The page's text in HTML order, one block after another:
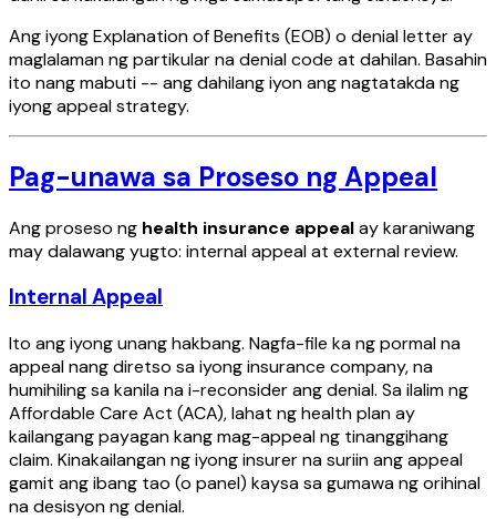
Ang iyong Explanation of Benefits (EOB) o denial letter ay
maglalaman ng partikular na denial code at dahilan. Basahin
ito nang mabuti -- ang dahilang iyon ang nagtatakda ng
iyong appeal strategy.
Pag-unawa sa Proseso ng Appeal
Ang proseso ng health insurance appealay karaniwang
may dalawang yugto: internal appeal at external review.
Internal Appeal
Ito ang iyong unang hakbang. Nagfa-file ka ng pormal na
appeal nang diretso sa iyong insurance company, na
humihiling sa kanila na i-reconsider ang denial. Sa ilalim ng
Affordable Care Act (ACA), lahat ng health plan ay
kailangang payagan kang mag-appeal ng tinanggihang
claim. Kinakailangan ng iyong insurer na suriin ang appeal
gamit ang ibang tao (o panel) kaysa sa gumawa ng orihinal
na desisyon ng denial.